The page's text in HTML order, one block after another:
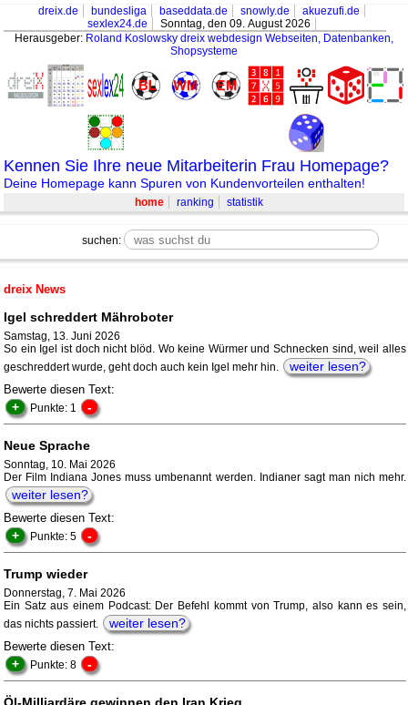
dreix.de bundesliga baseddata.de snowly.de
akuezufi.de
sexlex24.de
Sonntag, den 09. August 2026
Herausgeber: Roland Koslowsky dreix webdesign Webseiten, Datenbanken,
Shopsysteme
Kennen Sie Ihre neue Mitarbeiterin Frau Homepage?
Deine Homepage kann Spuren von Kundenvorteilen enthalten!
home ranking statistik
suchen:
dreix News
Igel schreddert Mähroboter
Samstag, 13. Juni 2026
So ein Igel ist doch nicht blöd. Wo keine Würmer und Schnecken sind, weil alles
geschreddert wurde, geht doch auch kein Igel mehr hin.
weiter lesen?
Bewerte diesen Text:
+ Punkte: 1 -
Neue Sprache
Sonntag, 10. Mai 2026
Der Film Indiana Jones muss umbenannt werden. Indianer sagt man nich mehr.
weiter lesen?
Bewerte diesen Text:
+ Punkte: 5 -
Trump wieder
Donnerstag, 7. Mai 2026
Ein Satz aus einem Podcast: Der Befehl kommt von Trump, also kann es sein,
das nichts passiert.
weiter lesen?
Bewerte diesen Text:
+ Punkte: 8 -